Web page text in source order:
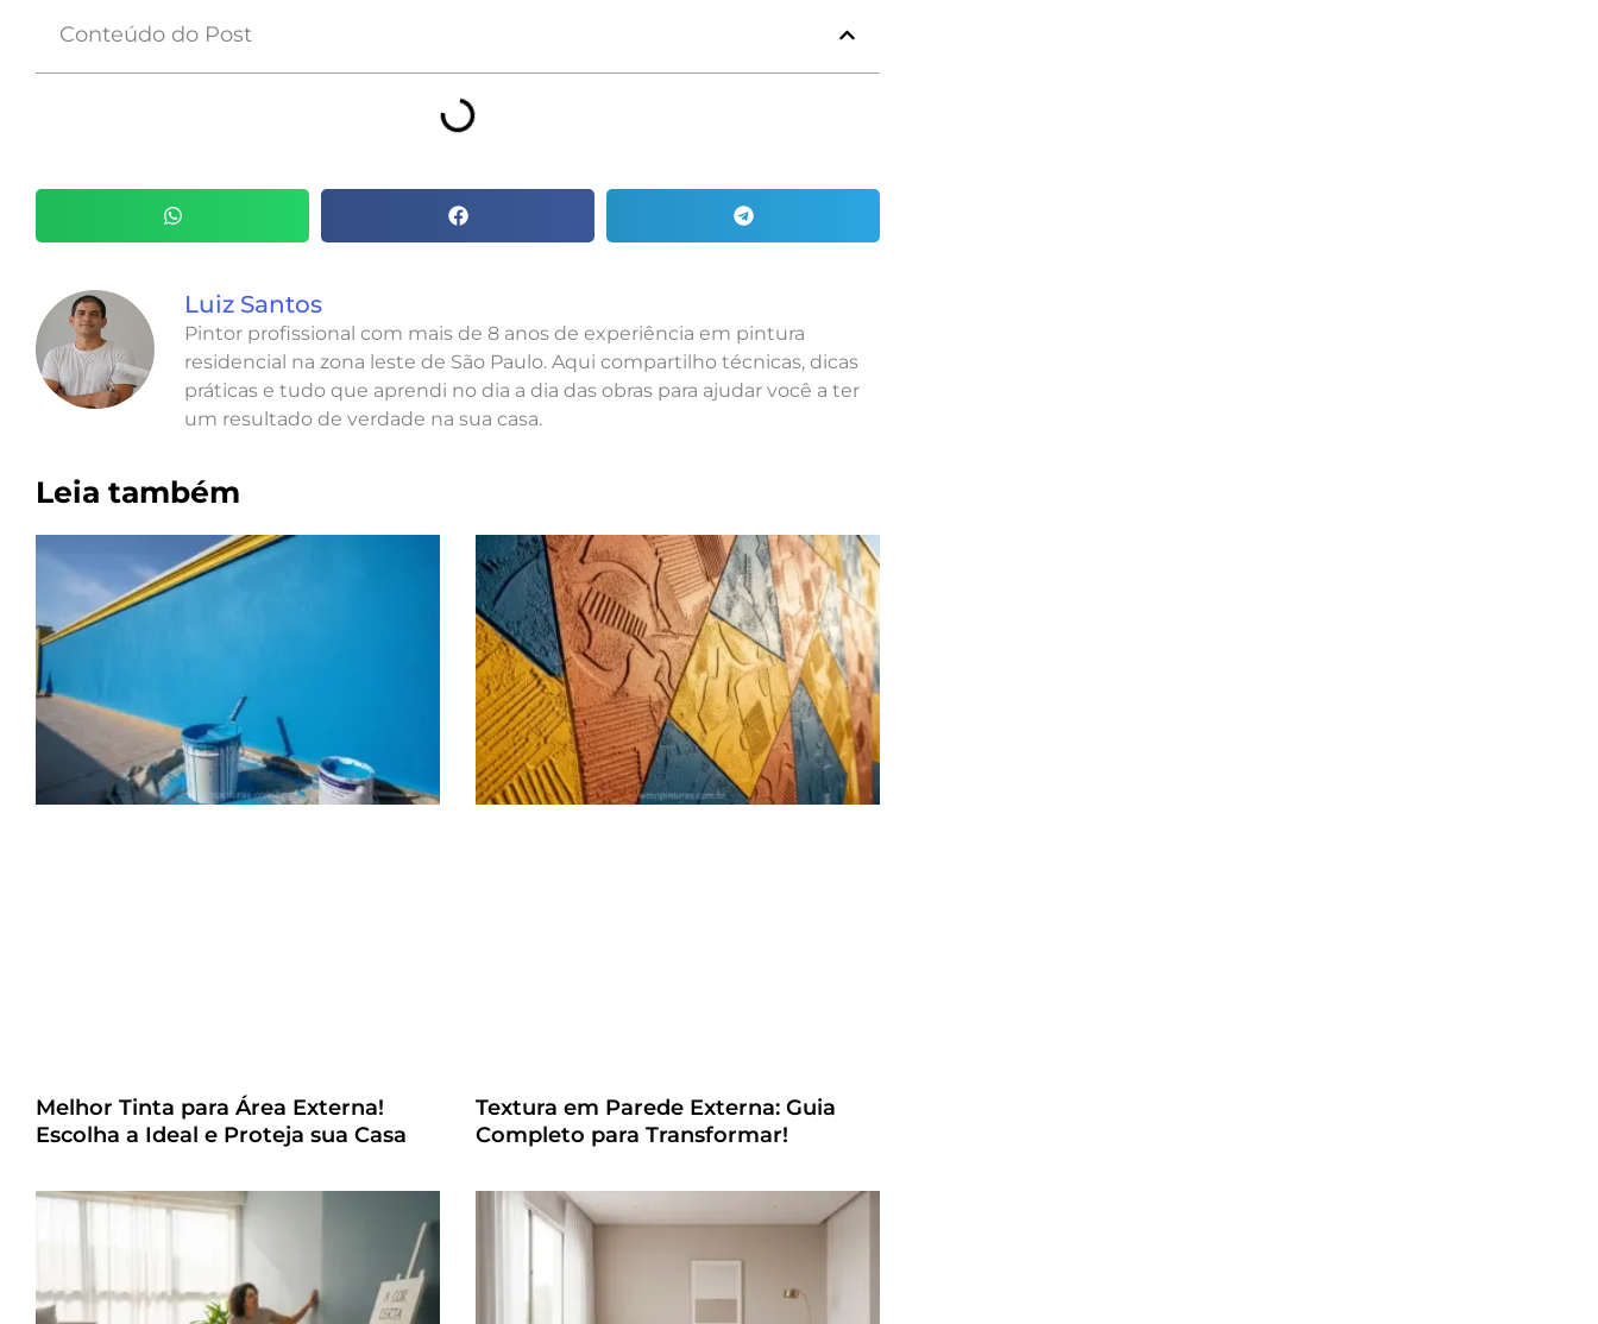
Conteúdo do Post
Luiz Santos
Pintor profissional com mais de 8 anos de experiência em pintura
residencial na zona leste de São Paulo. Aqui compartilho técnicas, dicas
práticas e tudo que aprendi no dia a dia das obras para ajudar você a ter
um resultado de verdade na sua casa.
Leia também
Melhor Tinta para Área Externa!
Escolha a Ideal e Proteja sua Casa
Textura em Parede Externa: Guia
Completo para Transformar!